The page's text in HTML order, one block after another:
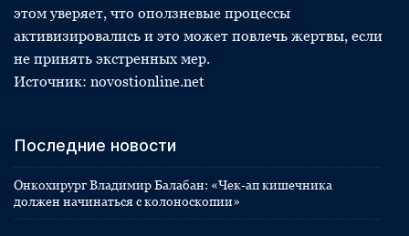
этом уверяет, что оползневые процессы
активизировались и это может повлечь жертвы, если
не принять экстренных мер.
Источник: novostionline.net
Последние новости
Онкохирург Владимир Балабан: «Чек-ап кишечника
должен начинаться с колоноскопии»